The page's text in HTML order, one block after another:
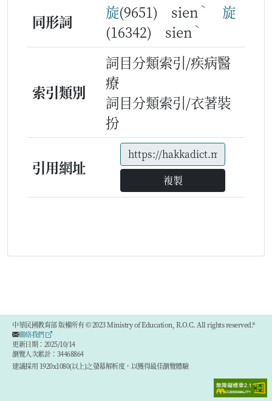
同形詞 旋(9651) sien ˋ
旋
(16342) sien ˋ
索引類別
詞目分類索引/疾病醫
療
詞目分類索引/衣著裝
扮
引用網址
複製
中華民國教育部 版權所有 © 2023 Ministry of Education, R.O.C. All rights reserved.®
聯絡我們
更新日期：2025/10/14
瀏覽人次累計：34468864
建議採用 1920x1080(以上)之螢幕解析度，以獲得最佳瀏覽體驗